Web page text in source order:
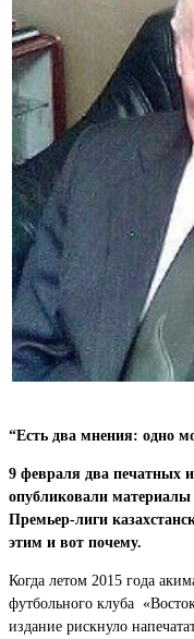
“Есть два мнения: одно
9 февраля два печатных
опубликовали
Премьер-лиги
этим и вот почему.
Когда летом 2015 года
футбольного клуба
издание рискнуло